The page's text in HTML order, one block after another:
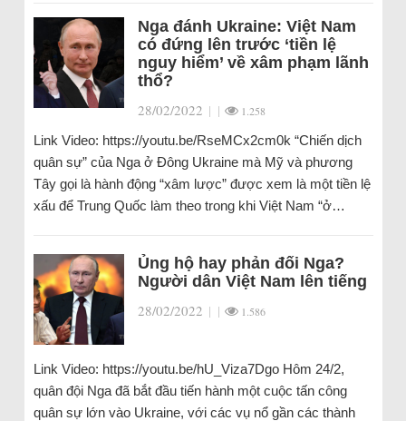
Nga đánh Ukraine: Việt Nam
có đứng lên trước ‘tiền lệ
nguy hiểm’ về xâm phạm lãnh
thổ?
28/02/2022 | | 1.258
Link Video: https://youtu.be/RseMCx2cm0k “Chiến dịch
quân sự” của Nga ở Đông Ukraine mà Mỹ và phương
Tây gọi là hành động “xâm lược” được xem là một tiền lệ
xấu để Trung Quốc làm theo trong khi Việt Nam “ở…
Ủng hộ hay phản đối Nga?
Người dân Việt Nam lên tiếng
28/02/2022 | | 1.586
Link Video: https://youtu.be/hU_Viza7Dgo Hôm 24/2,
quân đội Nga đã bắt đầu tiến hành một cuộc tấn công
quân sự lớn vào Ukraine, với các vụ nổ gần các thành